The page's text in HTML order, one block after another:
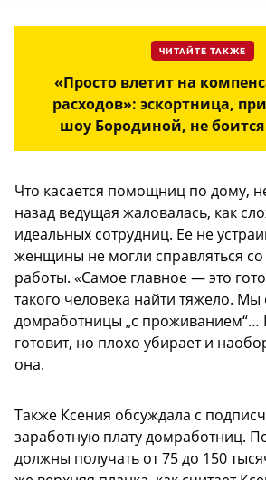
ЧИТАЙТЕ ТАКЖЕ
«Просто влетит на
расходов»: эскортница,
шоу Бородиной, не боится
Что касается помощниц по дому,
назад ведущая жаловалась, как
идеальных сотрудниц. Ее не
женщины не могли справляться
работы. «Самое главное — это
такого человека найти тяжело. Мы
домработницы „с проживанием“…
готовит, но плохо убирает и
она.
Также Ксения обсуждала с
заработную плату домработниц.
должны получать от 75 до 150